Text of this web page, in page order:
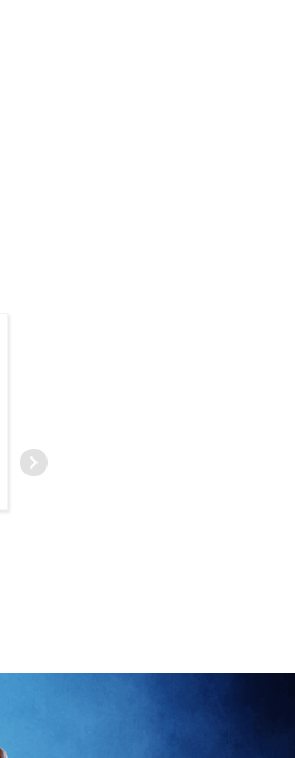
10 DE SEPTIEMBRE DE 2023